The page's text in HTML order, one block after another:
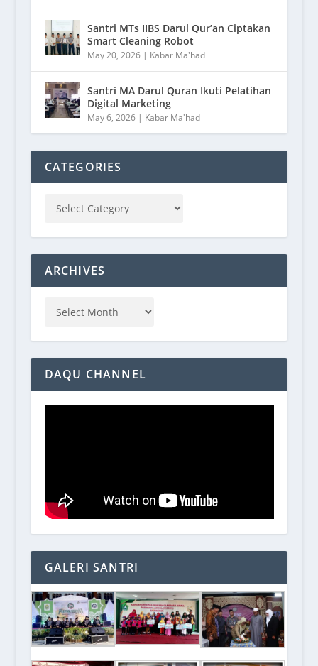
Santri MTs IIBS Darul Qur’an Ciptakan
Smart Cleaning Robot
May 20, 2026| Kabar Ma'had
Santri MA Darul Quran Ikuti Pelatihan
Digital Marketing
May 6, 2026| Kabar Ma'had
CATEGORIES
ARCHIVES
DAQU CHANNEL
GALERI SANTRI